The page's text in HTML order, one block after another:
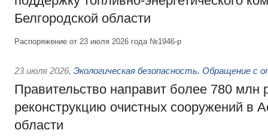
Белгородской области
Распоряжение от 23 июля 2026 года №1946-р
23 июля 2026, Экологическая безопасность. Обращение с
Правительство направит более 780 млн
реконструкцию очистных сооружений в
области